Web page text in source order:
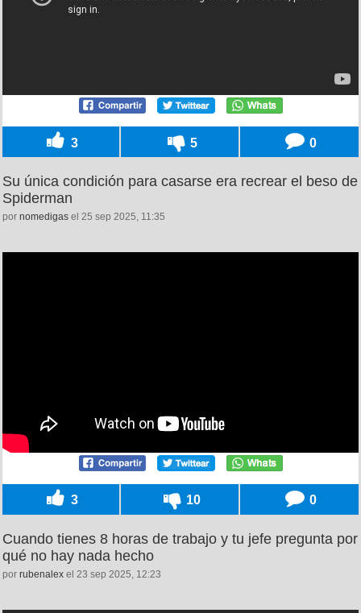
3 5 0
Su única condición para casarse era recrear el beso de
Spiderman
por nomedigas el 25 sep 2025, 11:35
3 10 0
Cuando tienes 8 horas de trabajo y tu jefe pregunta por
qué no hay nada hecho
por rubenalex el 23 sep 2025, 12:23